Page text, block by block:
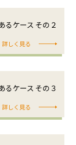
るケース その２
詳しく見る
るケース その３
詳しく見る